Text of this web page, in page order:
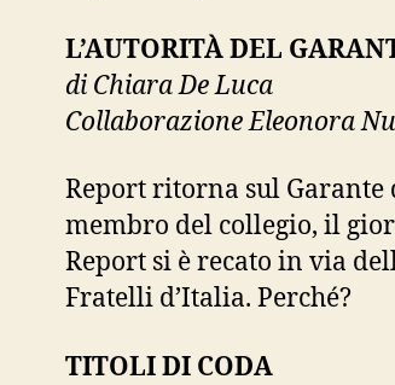
L’AUTORITÀ DEL
di Chiara De Luca
Collaborazione Eleonora
Report ritorna sul Garante
membro del collegio, il
Report si è recato in via
Fratelli d’Italia. Perché?
TITOLI DI CODA